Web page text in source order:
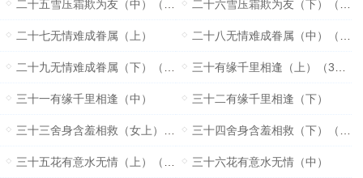
二十五雪压霜欺为友（中）（羞耻）含量20% 二十六雪压霜欺为友（下）（羞耻）含量85%
二十七无情难成眷属（上） 二十八无情难成眷属（中）（庆祝编推加更）
二十九无情难成眷属（下）（温情）含量60% 三十有缘千里相逢（上）（300珠加更）
三十一有缘千里相逢（中） 三十二有缘千里相逢（下）
三十三舍身含羞相救（女上）含量95% 三十四舍身含羞相救（下）（）含量50%
三十五花有意水无情（上）（500珠珠加更） 三十六花有意水无情（中）